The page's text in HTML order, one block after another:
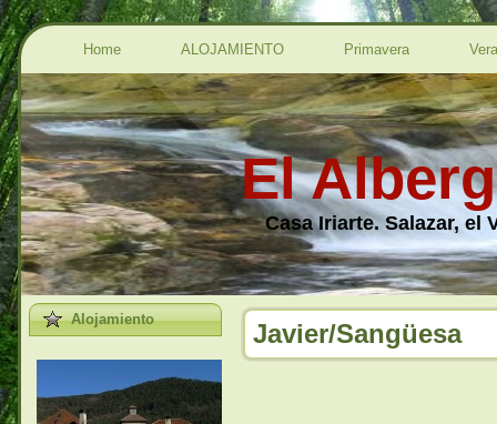
Home ALOJAMIENTO Primavera
El
Casa Iriarte. Salazar, el
Alojamiento Javier/Sangüesa